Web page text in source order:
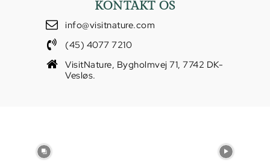
KONTAKT OS
info@visitnature.com
(45) 4077 7210
VisitNature, Bygholmvej 71, 7742 DK-
Vesløs.